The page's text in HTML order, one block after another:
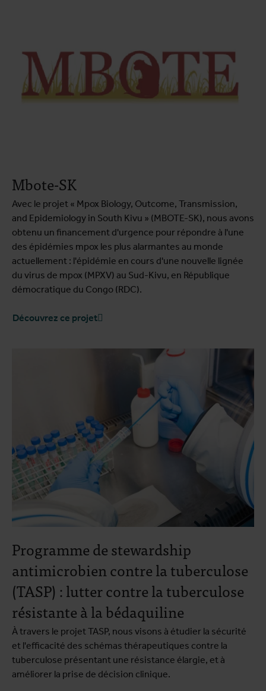
Mbote-SK
Avec le projet « Mpox Biology, Outcome, Transmission,
and Epidemiology in South Kivu » (MBOTE-SK), nous avons
obtenu un financement d'urgence pour répondre à l'une
des épidémies mpox les plus alarmantes au monde
actuellement : l'épidémie en cours d'une nouvelle lignée
du virus de mpox (MPXV) au Sud-Kivu, en République
démocratique du Congo (RDC).
Découvrez ce projet
Programme de stewardship
antimicrobien contre la tuberculose
(TASP) : lutter contre la tuberculose
résistante à la bédaquiline
À travers le projet TASP, nous visons à étudier la sécurité
et l'efficacité des schémas thérapeutiques contre la
tuberculose présentant une résistance élargie, et à
améliorer la prise de décision clinique.